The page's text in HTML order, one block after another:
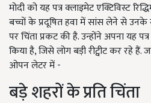
मोदी को यह पत्र क्लाइमेट एक्टिविस्ट
बच्चों के प्रदूषित हवा में सांस लेने से उनके
पर चिंता प्रकट की है. उन्होंने अपना यह
किया है, जिसे लोग बड़ी रीट्वीट कर रहे हैं.
ओपन लेटर में -
बड़े शहरों के प्रति चिंता